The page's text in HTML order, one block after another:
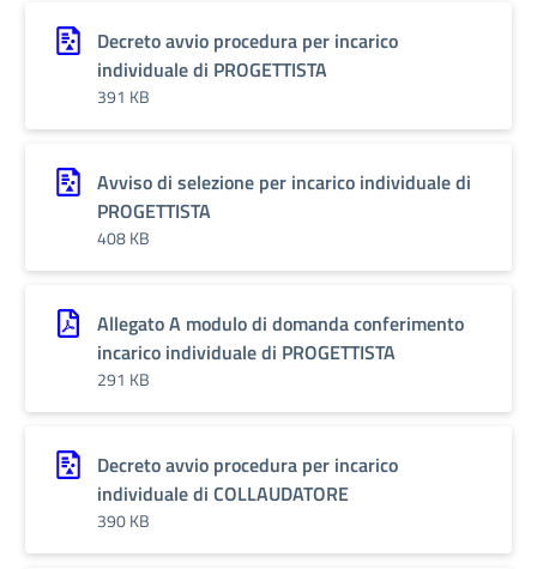
Decreto avvio procedura per incarico
individuale di PROGETTISTA
391 KB
Avviso di selezione per incarico individuale di
PROGETTISTA
408 KB
Allegato A modulo di domanda conferimento
incarico individuale di PROGETTISTA
291 KB
Decreto avvio procedura per incarico
individuale di COLLAUDATORE
390 KB